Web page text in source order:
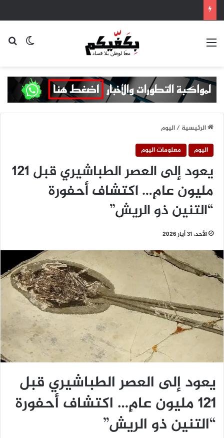
القائمة
الرئيسية/اليوم
اليوم
معلومات اليوم
يعود إلى العصر الطباشيري قبل 121
مليون عامٍ… اكتشاف أحفورة
“التنين ذو الريش”
الأحد، 31 أيار 2026
يعود إلى العصر الطباشيري قبل
121 مليون عامٍ… اكتشاف أحفورة
“التنين ذو الريش”